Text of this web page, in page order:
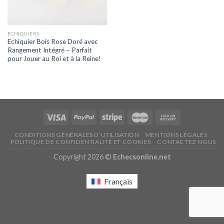
ECHIQUIERS
Echiquier Bois Rose Doré avec
Rangement Intégré – Parfait
pour Jouer au Roi et à la Reine!
CONDITIONS GÉNÉRALES D’UTILISATION
MENTIONS LÉGALES
POLITIQUE DE CONFIDENTIALITÉ ET COOKIES
CONTACTEZ NOUS
Copyright 2026 © Echecsonline.net
Français